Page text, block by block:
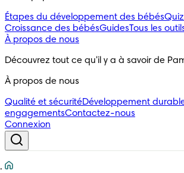
Étapes du développement des bébésQuiz
Croissance des bébésGuidesTous les
À propos de nous
Découvrez tout ce qu'il y a à savoir de
À propos de nous
Qualité et sécuritéDéveloppement
engagementsContactez-nous
Connexion